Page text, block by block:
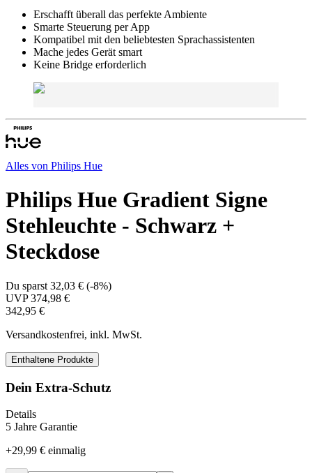
Erschafft überall das perfekte Ambiente
Smarte Steuerung per App
Kompatibel mit den beliebtesten Sprachassistenten
Mache jedes Gerät smart
Keine Bridge erforderlich
Alles von Philips Hue
Philips Hue Gradient Signe
Stehleuchte - Schwarz +
Steckdose
Du sparst 32,03 € (-8%)
UVP374,98 €
342,95 €
Versandkostenfrei, inkl. MwSt.
Enthaltene Produkte
Dein Extra-Schutz
Details
5 Jahre Garantie
+29,99 € einmalig